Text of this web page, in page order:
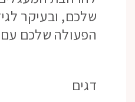
שלכם, ובעיקר
הפעולה שלכם
דגים